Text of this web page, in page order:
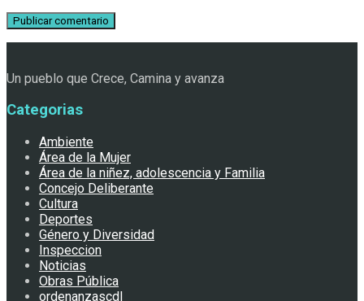
Un pueblo que Crece, Camina y avanza
Categorias
Ambiente
Área de la Mujer
Área de la niñez, adolescencia y Familia
Concejo Deliberante
Cultura
Deportes
Género y Diversidad
Inspeccion
Noticias
Obras Pública
ordenanzascdl